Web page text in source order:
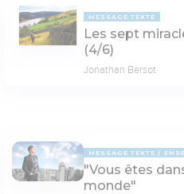
MESSAGE TEXTE
Les sept
(4/6)
Jonathan Bersot
MESSAGE TEXTE
"Vous êtes
monde"